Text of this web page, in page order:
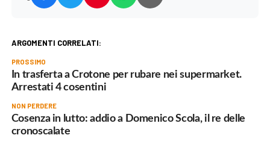
ARGOMENTI CORRELATI:
PROSSIMO
In trasferta a Crotone per rubare nei supermarket.
Arrestati 4 cosentini
NON PERDERE
Cosenza in lutto: addio a Domenico Scola, il re delle
cronoscalate